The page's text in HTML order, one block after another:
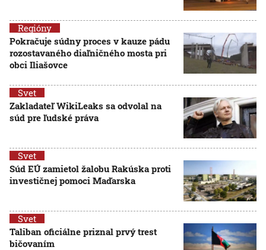
Regióny
Pokračuje súdny proces v kauze pádu
rozostavaného diaľničného mosta pri
obci Iliašovce
Svet
Zakladateľ WikiLeaks sa odvolal na
súd pre ľudské práva
Svet
Súd EÚ zamietol žalobu Rakúska proti
investičnej pomoci Maďarska
Svet
Taliban oficiálne priznal prvý trest
bičovaním